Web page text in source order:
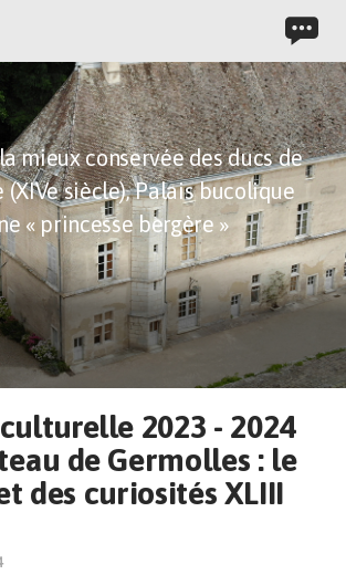
mieux conservée des ducs de
(XIVe siècle),Palais bucolique
« princesse bergère »
2023 - 2024
de Germolles : le
des curiosités XLIII
cookies